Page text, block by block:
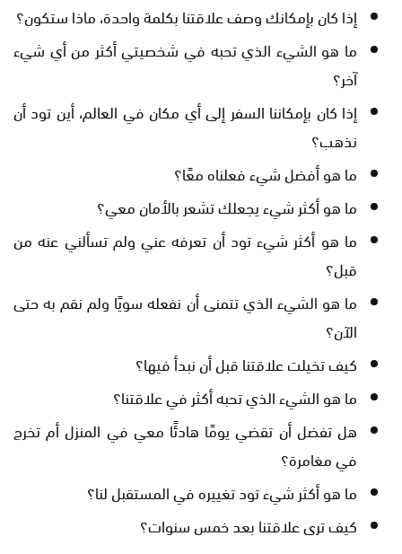
إذا كان بإمكانك وصف علاقتنا بكلمة واحدة، ماذا ستكون؟
ما هو الشيء الذي تحبه في شخصيتي أكثر من أي شيء
آخر؟
إذا كان بإمكاننا السفر إلى أي مكان في العالم، أين تود أن
نذهب؟
ما هو أفضل شيء فعلناه معًا؟
ما هو أكثر شيء يجعلك تشعر بالأمان معي؟
ما هو أكثر شيء تود أن تعرفه عني ولم تسألني عنه من
قبل؟
ما هو الشيء الذي تتمنى أن نفعله سويًا ولم نقم به حتى
الآن؟
كيف تخيلت علاقتنا قبل أن نبدأ فيها؟
ما هو الشيء الذي تحبه أكثر في علاقتنا؟
هل تفضل أن تقضي يومًا هادئًا معي في المنزل أم تخرج
في مغامرة؟
ما هو أكثر شيء تود تغييره في المستقبل لنا؟
كيف ترى علاقتنا بعد خمس سنوات؟